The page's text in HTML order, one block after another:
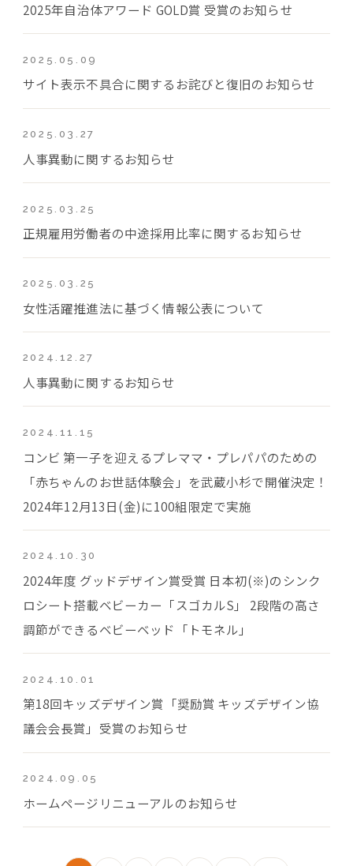
2025年自治体アワード GOLD賞 受賞のお知らせ
2025.05.09
サイト表示不具合に関するお詫びと復旧のお知らせ
2025.03.27
人事異動に関するお知らせ
2025.03.25
正規雇用労働者の中途採用比率に関するお知らせ
2025.03.25
女性活躍推進法に基づく情報公表について
2024.12.27
人事異動に関するお知らせ
2024.11.15
コンビ 第一子を迎えるプレママ・プレパパのための
「赤ちゃんのお世話体験会」を武蔵小杉で開催決定！
2024年12月13日(金)に100組限定で実施
2024.10.30
2024年度 グッドデザイン賞受賞 日本初(※)のシンク
ロシート搭載ベビーカー「スゴカルS」 2段階の高さ
調節ができるベビーベッド「トモネル」
2024.10.01
第18回キッズデザイン賞「奨励賞 キッズデザイン協
議会会長賞」受賞のお知らせ
2024.09.05
ホームページリニューアルのお知らせ